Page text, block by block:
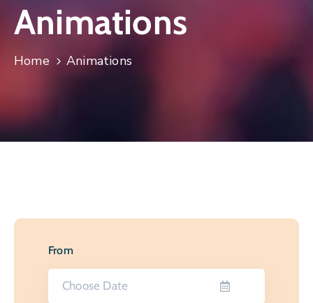
ÉDUCATION
JEUNESSE
ÉCONOMIE
SPORTS
Animations
Home Animations
From